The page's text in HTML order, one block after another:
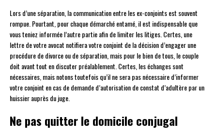
Lors d’une séparation, la communication entre les ex-conjoints est souvent
rompue. Pourtant, pour chaque démarché entamé, il est indispensable que
vous teniez informée l’autre partie afin de limiter les litiges. Certes, une
lettre de votre avocat notifiera votre conjoint de la décision d’engager une
procédure de divorce ou de séparation, mais pour le bien de tous, le couple
doit avant tout en discuter préalablement. Certes, les échanges sont
nécessaires, mais notons toutefois qu’il ne sera pas nécessaire d’informer
votre conjoint en cas de demande d’autorisation de constat d’adultère par un
huissier auprès du juge.
Ne pas quitter le domicile conjugal